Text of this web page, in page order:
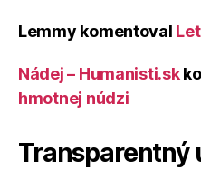
Lemmy komentoval
Nádej – Humanisti.sk
hmotnej núdzi
Transparentný